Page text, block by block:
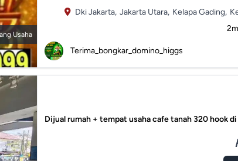
Usaha
Dki Jakarta, Jakarta Utara, Kelapa Gading,
2m
Terima_bongkar_domino_higgs
Dijual rumah + tempat usaha cafe tanah 320 hook